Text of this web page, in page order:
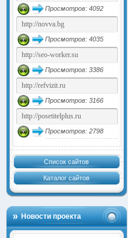
Просмотров: 4092
Просмотров: 4035
Просмотров: 3386
Просмотров: 3166
Просмотров: 2798
Список сайтов
Каталог сайтов
Новости проекта